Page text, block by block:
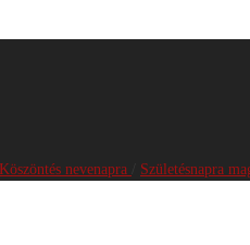
Köszöntés nevenapra Születésnapra